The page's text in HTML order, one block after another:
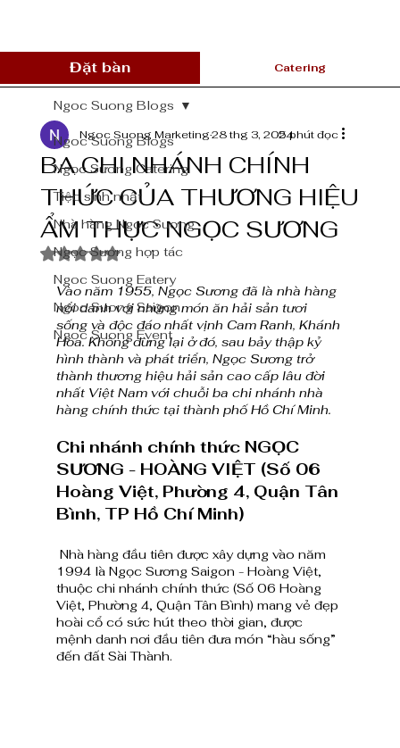
Catering
Đặt bàn
Ngoc Suong Blogs
Ngọc Sương Catering
Tiệc sinh nhật
Nhà hàng Ngọc Sương
Ngọc Sương hợp tác
Ngoc Suong Eatery
Ngoc Suong Saigon
Ngoc Suong Event
Ngoc Suong Blogs
BA CHI NHÁNH CHÍNH
THỨC CỦA THƯƠNG HIỆU
ẨM THỰC NGỌC SƯƠNG
Ngoc Suong Marketing28 thg 3, 20245 phút đọc
Đã xếp hạng NaN/5 sao.
Vào năm 1955, Ngọc Sương đã là nhà hàng
nổi danh với những món ăn hải sản tươi
sống và độc đáo nhất vịnh Cam Ranh, Khánh
Hòa. Không dừng lại ở đó, sau bảy thập kỷ
hình thành và phát triển, Ngọc Sương trở
thành thương hiệu hải sản cao cấp lâu đời
nhất Việt Nam với chuỗi ba chi nhánh nhà
hàng chính thức tại thành phố Hồ Chí Minh.
Chi nhánh chính thức NGỌC
SƯƠNG - HOÀNG VIỆT (Số 06
Hoàng Việt, Phường 4, Quận Tân
Bình, TP Hồ Chí Minh)
Nhà hàng đầu tiên được xây dựng vào năm
1994 là Ngọc Sương Saigon - Hoàng Việt,
thuộc chi nhánh chính thức (Số 06 Hoàng
Việt, Phường 4, Quận Tân Bình) mang vẻ đẹp
hoài cổ có sức hút theo thời gian, được
mệnh danh nơi đầu tiên đưa món “hàu sống”
đến đất Sài Thành.